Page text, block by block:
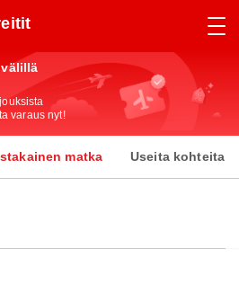
varaus nyt!
matka Useita kohteita